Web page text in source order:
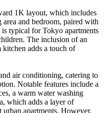
1K layout, which includes
and bedroom, paired with
is typical for Tokyo apartments
The inclusion of an
kitchen adds a touch of
air conditioning, catering to
Notable features include a
a warm water washing
which adds a layer of
apartments. However,